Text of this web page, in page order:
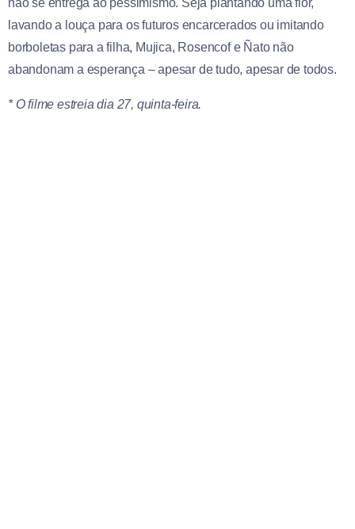
lavando a louça para os futuros encarcerados ou imitando
borboletas para a filha, Mujica, Rosencof e Ñato não
abandonam a esperança – apesar de tudo, apesar de todos.
* O filme estreia dia 27, quinta-feira.